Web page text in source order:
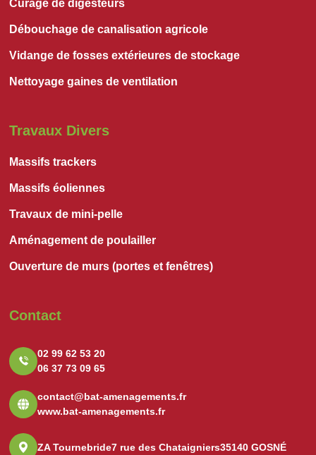
Curage de digesteurs
Débouchage de canalisation agricole
Vidange de fosses extérieures de stockage
Nettoyage gaines de ventilation
Travaux Divers
Massifs trackers
Massifs éoliennes
Travaux de mini-pelle
Aménagement de poulailler
Ouverture de murs (portes et fenêtres)
Contact
02 99 62 53 20
06 37 73 09 65
contact@bat-amenagements.fr
www.bat-amenagements.fr
ZA Tournebride7 rue des Chataigniers35140 GOSNÉ